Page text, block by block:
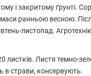
закритому ґрунті.
ранньою весною.
листопад.
Листя темно-
в страви, консервують.